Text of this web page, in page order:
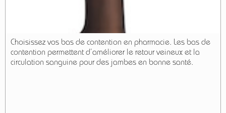
Choisissez vos bas de contention en pharmacie. Les bas de
contention permettent d’améliorer le retour veineux et la
circulation sanguine pour des jambes en bonne santé.